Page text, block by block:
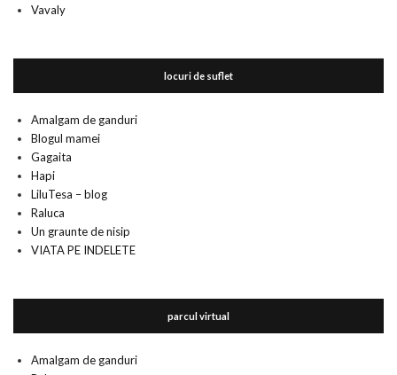
Vavaly
locuri de suflet
Amalgam de ganduri
Blogul mamei
Gagaita
Hapi
LiluTesa – blog
Raluca
Un graunte de nisip
VIATA PE INDELETE
parcul virtual
Amalgam de ganduri